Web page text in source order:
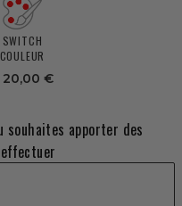
SWITCH
COULEUR
20,00 €
souhaites apporter des